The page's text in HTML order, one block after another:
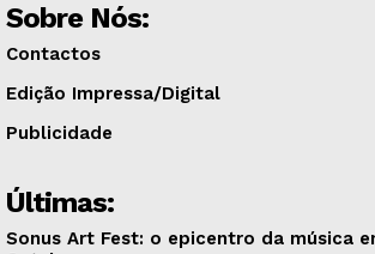
Sobre Nós:
Contactos
Edição Impressa/Digital
Publicidade
Últimas:
Sonus Art Fest: o epicentro da música